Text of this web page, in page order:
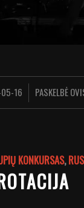
16 PASKELBĖ
KONKURSAS,